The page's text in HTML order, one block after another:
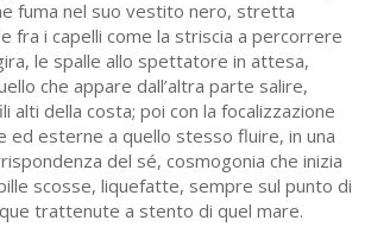
fuma nel suo vestito nero, stretta
fra i capelli come la striscia a percorrere
le spalle allo spettatore in attesa,
che appare dall’altra parte salire,
alti della costa; poi con la focalizzazione
ed esterne a quello stesso fluire, in una
del sé, cosmogonia che inizia
scosse, liquefatte, sempre sul punto di
trattenute a stento di quel mare.